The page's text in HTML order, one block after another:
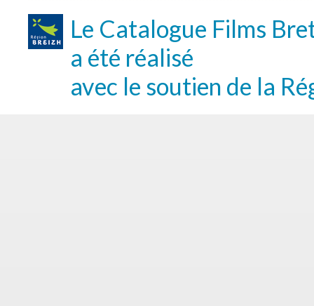
Le Catalogue Films
a été réalisé
avec le soutien de la